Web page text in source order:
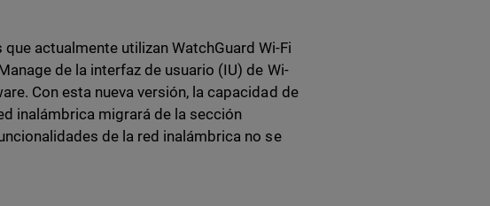
actualmente utilizan WatchGuard Wi-Fi
de la interfaz de usuario (IU) de Wi-
Con esta nueva versión, la capacidad de
inalámbrica migrará de la sección
de la red inalámbrica no se